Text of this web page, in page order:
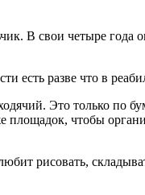
В свои четыре года
есть разве что в
Это только по
чтобы
рисовать,